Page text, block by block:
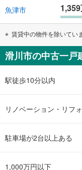
魚津市
賃貸中の物件を除いていま
滑川市の中古一戸
駅徒歩10分以内
リノベーション・リフ
駐車場が2台以上ある
1,000万円以下